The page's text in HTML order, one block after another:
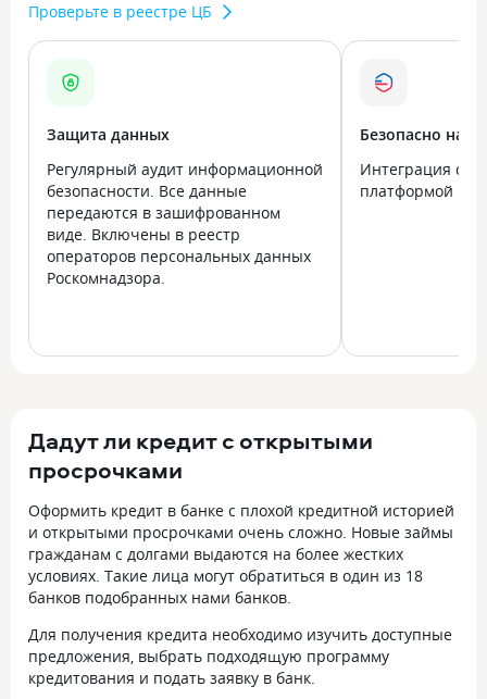
Проверьте в реестре ЦБ
Защита данных
Регулярный аудит информационной
безопасности. Все данные
передаются в зашифрованном
виде. Включены в реестр
операторов персональных данных
Роскомнадзора.
Безопасно на
Интеграция с
платформой
Дадут ли кредит с открытыми
просрочками
Оформить кредит в банке с плохой кредитной историей
и открытыми просрочками очень сложно. Новые займы
гражданам с долгами выдаются на более жестких
условиях. Такие лица могут обратиться в один из 18
банков подобранных нами банков.
Для получения кредита необходимо изучить доступные
предложения, выбрать подходящую программу
кредитования и подать заявку в банк.